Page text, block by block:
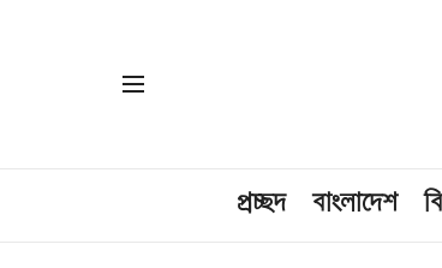
প্রচ্ছদ বাংলাদেশ